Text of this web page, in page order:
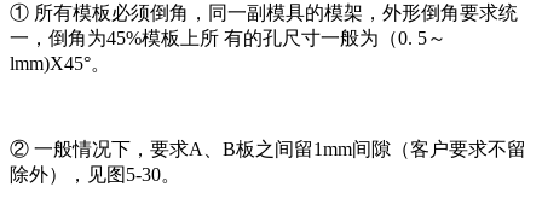
① 所有模板必须倒角，同一副模具的模架，外形倒角要求统
一，倒角为45%模板上所 有的孔尺寸一般为（0. 5～
lmm)X45°。
② 一般情况下，要求A、B板之间留1mm间隙（客户要求不留
除外），见图5-30。